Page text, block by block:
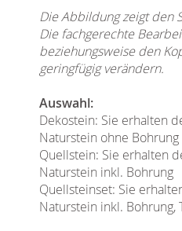
Die Abbildung zeigt den
Die fachgerechte
beziehungsweise den
geringfügig verändern.
Auswahl:
Dekostein: Sie erhalten
Naturstein ohne Bohrung
Quellstein: Sie erhalten
Naturstein inkl. Bohrung
Quellsteinset: Sie
Naturstein inkl. Bohrung,